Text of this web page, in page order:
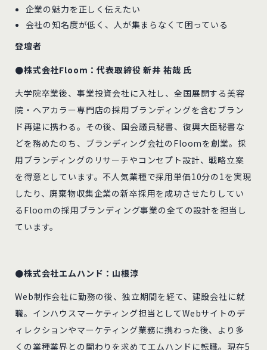
企業の魅力を正しく伝えたい
会社の知名度が低く、人が集まらなくて困っている
登壇者
●株式会社Floom：代表取締役 新井 祐哉 氏
大学院卒業後、事業投資会社に入社し、全国展開する美容
院・ヘアカラー専門店の採用ブランディングを含むブラン
ド再建に携わる。その後、国会議員秘書、復興大臣秘書な
どを務めたのち、ブランディング会社のFloomを創業。採
用ブランディングのリサーチやコンセプト設計、戦略立案
を得意としています。不人気業種で採用単価10分の1を実現
したり、廃棄物収集企業の新卒採用を成功させたりしてい
るFloomの採用ブランディング事業の全ての設計を担当し
ています。
●株式会社エムハンド：山根淳
Web制作会社に勤務の後、独立期間を経て、建設会社に就
職。インハウスマーケティング担当としてWebサイトのデ
ィレクションやマーケティング業務に携わった後、より多
くの業種業界との関わりを求めてエムハンドに転職。現在5